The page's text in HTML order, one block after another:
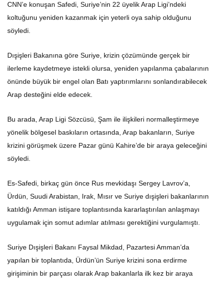
CNN’e konuşan Safedi, Suriye’nin 22 üyelik Arap Ligi’ndeki
koltuğunu yeniden kazanmak için yeterli oya sahip olduğunu
söyledi.
Dışişleri Bakanına göre Suriye, krizin çözümünde gerçek bir
ilerleme kaydetmeye istekli olursa, yeniden yapılanma çabalarının
önünde büyük bir engel olan Batı yaptırımlarını sonlandırabilecek
Arap desteğini elde edecek.
Bu arada, Arap Ligi Sözcüsü, Şam ile ilişkileri normalleştirmeye
yönelik bölgesel baskıların ortasında, Arap bakanların, Suriye
krizini görüşmek üzere Pazar günü Kahire’de bir araya geleceğini
söyledi.
Es-Safedi, birkaç gün önce Rus mevkidaşı Sergey Lavrov’a,
Ürdün, Suudi Arabistan, Irak, Mısır ve Suriye dışişleri bakanlarının
katıldığı Amman istişare toplantısında kararlaştırılan anlaşmayı
uygulamak için somut adımlar atılması gerektiğini vurgulamıştı.
Suriye Dışişleri Bakanı Faysal Mikdad, Pazartesi Amman’da
yapılan bir toplantıda, Ürdün’ün Suriye krizini sona erdirme
girişiminin bir parçası olarak Arap bakanlarla ilk kez bir araya